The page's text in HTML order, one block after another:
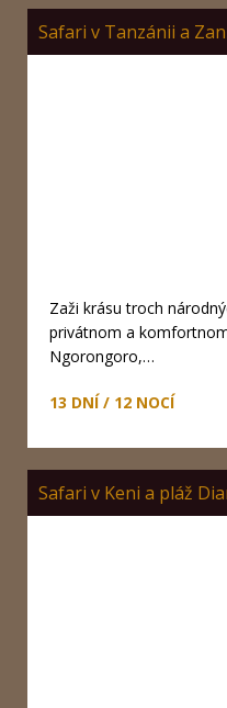
Safari v Tanzánii a
Zaži krásu troch
privátnom a
Ngorongoro,…
13 DNÍ / 12 NOCÍ
Safari v Keni a pláž